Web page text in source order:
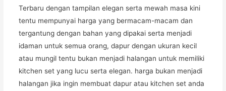
Terbaru dengan tampilan elegan serta mewah masa kini
tentu mempunyai harga yang bermacam-macam dan
tergantung dengan bahan yang dipakai serta menjadi
idaman untuk semua orang, dapur dengan ukuran kecil
atau mungil tentu bukan menjadi halangan untuk memiliki
kitchen set yang lucu serta elegan. harga bukan menjadi
halangan jika ingin membuat dapur atau kitchen set anda